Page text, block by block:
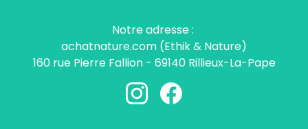
Notre adresse :
achatnature.com (Ethik & Nature)
160 rue Pierre Fallion - 69140 Rillieux-La-Pape